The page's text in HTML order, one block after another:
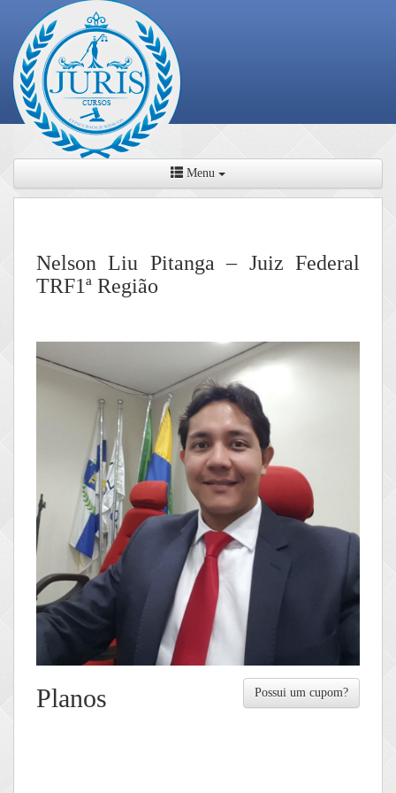
Menu
Nelson Liu Pitanga – Juiz Federal
TRF1ª Região
Planos Possui um cupom?